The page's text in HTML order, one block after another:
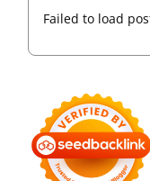
Failed to load